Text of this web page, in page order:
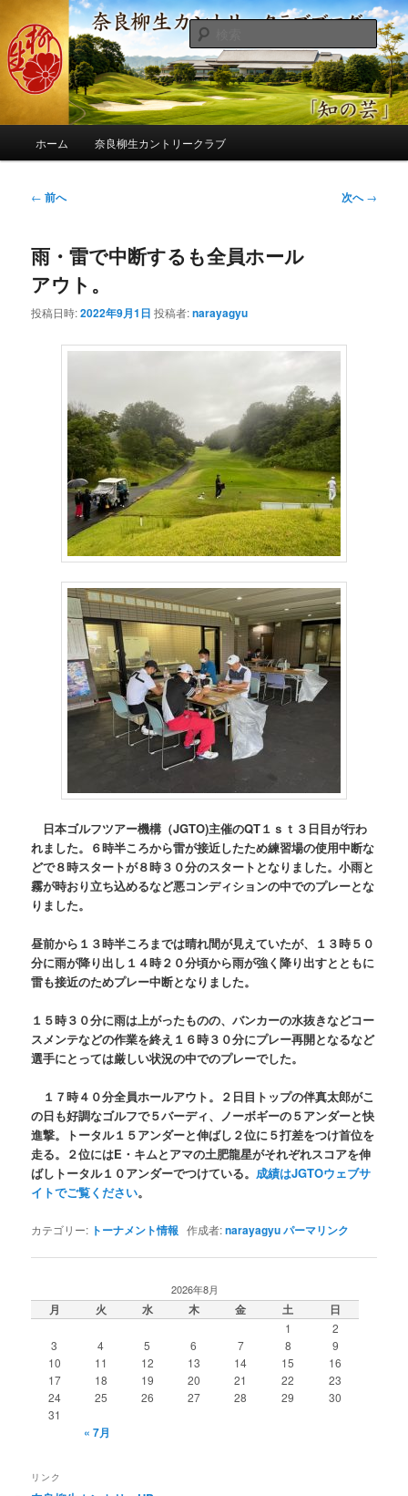
ン
コ
ン
へ
奈良柳生カントリークラブ総支配人
ブログ
季節の話題、クラブの出来事、コースの改修・更新作業、ゴルフに関する随
筆、喜怒哀楽などを気まぐれに発信します。
検
索
ホーム 奈良柳生カントリークラブ
投
ビ
ゲ
ー
シ
← 前へ 次へ→
雨・雷で中断するも全員ホール
アウト。
投稿日時:2022年9月1日 投稿者:narayagyu
日本ゴルフツアー機構（JGTO)主催のQT１ｓｔ３日目が行わ
れました。６時半ころから雷が接近したため練習場の使用中断な
どで８時スタートが８時３０分のスタートとなりました。小雨と
霧が時おり立ち込めるなど悪コンディションの中でのプレーとな
りました。
昼前から１３時半ころまでは晴れ間が見えていたが、１３時５０
分に雨が降り出し１４時２０分頃から雨が強く降り出すとともに
雷も接近のためプレー中断となりました。
１５時３０分に雨は上がったものの、バンカーの水抜きなどコー
スメンテなどの作業を終え１６時３０分にプレー再開となるなど
選手にとっては厳しい状況の中でのプレーでした。
１７時４０分全員ホールアウト。２日目トップの伴真太郎がこ
の日も好調なゴルフで５バーディ、ノーボギーの５アンダーと快
進撃。トータル１５アンダーと伸ばし２位に５打差をつけ首位を
走る。２位にはE・キムとアマの土肥龍星がそれぞれスコアを伸
ばしトータル１０アンダーでつけている。成績はJGTOウェブサ
イトでご覧ください。
カテゴリー: トーナメント情報 作成者:narayagyuパーマリンク
2026年8月
月 火 水 木 金 土 日
1
2
3
4 5 6 7 8
9
10
11 12 13 14 15
16
17
18 19 20 21 22
23
24
25 26 27 28 29
30
31
« 7月
リンク